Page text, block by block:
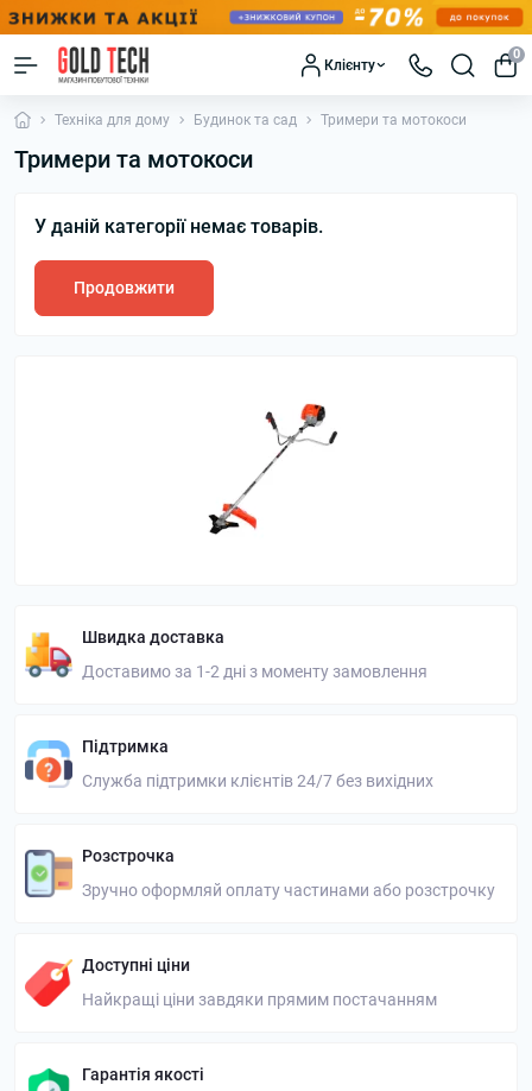
Клієнту
0
Техніка для дому Будинок та сад Тримери та мотокоси
Тримери та мотокоси
У даній категорії немає товарів.
Продовжити
Швидка доставка
Доставимо за 1-2 дні з моменту замовлення
Підтримка
Служба підтримки клієнтів 24/7 без вихідних
Розстрочка
Зручно оформляй оплату частинами або розстрочку
Доступні ціни
Найкращі ціни завдяки прямим постачанням
Гарантія якості